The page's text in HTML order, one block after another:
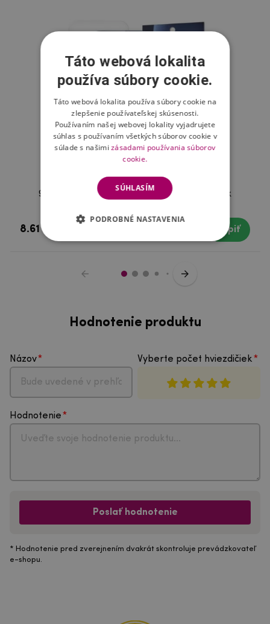
9H tvrdené sklo na mobil iPhone 12 Pro Max
8.61 € Kúpiť
Hodnotenie produktu
Názov Vyberte počet hviezdičiek
Hodnotenie
Poslať hodnotenie
* Hodnotenie pred zverejnením dvakrát skontroluje prevádzkovateľ
e-shopu.
Táto webová lokalita
používa súbory cookie.
Táto webová lokalita používa súbory cookie na
zlepšenie používateľskej skúsenosti.
Používaním našej webovej lokality vyjadrujete
súhlas s používaním všetkých súborov cookie v
súlade s našimizásadami používania súborov
cookie.
SÚHLASÍM
PODROBNÉ NASTAVENIA